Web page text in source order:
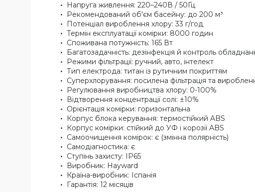
Напруга живлення: 220–240В / 50Гц
Рекомендований об'єм басейну: до 200 м³
Потенціал вироблення хлору: 33 г/год
Термін експлуатації комірки: 8000 годин
Споживана потужність: 165 Вт
Багатозадачність: дезінфекція й контроль
Режими фільтрації: ручний, авто, інтелект
Тип електрода: титан із рутичним покриттям
Суперхлорування: посилена фільтрація та
Регулювання виробництва хлору: 0-100%
Відтворення концентрації солі: ±10%
Орієнтація комірки: горизонтальна
Корпус блока керування: термостійкий ABS
Корпус комірки: стійкий до УФ і корозії ABS
Самоочищення комірок: є (змінна полярність)
Самодіагностика: є
Ступінь захисту: IP65
Виробник: Hayward
Країна-виробник: Іспанія
Гарантія: 12 місяців